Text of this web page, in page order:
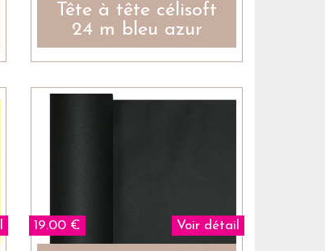
Tête à tête célisoft
24 m bleu azur
Voir détail
19.00 €